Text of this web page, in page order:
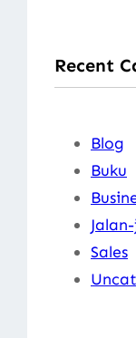
c
h
Recent
Blog
Buku
Sales